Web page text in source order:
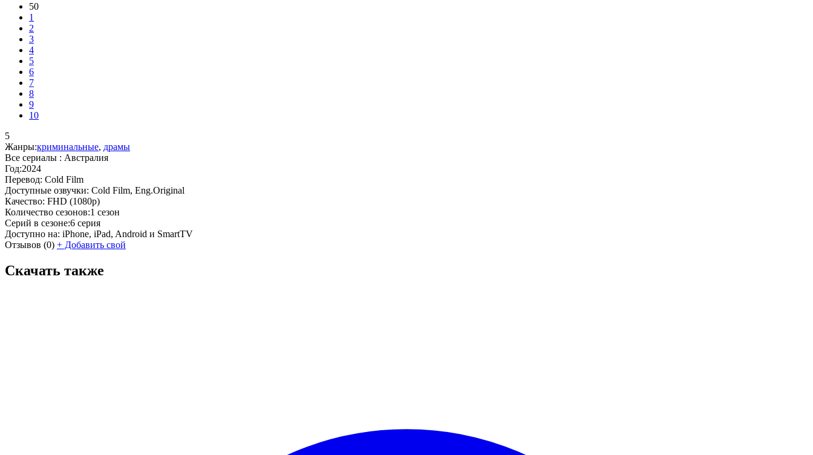
50
1
2
3
4
5
6
7
8
9
10
5
Жанры:криминальные, драмы
Все сериалы : Австралия
Год:2024
Перевод: Cold Film
Доступные озвучки: Cold Film, Eng.Original
Качество: FHD (1080p)
Количество сезонов:1 сезон
Серий в сезоне:6 серия
Доступно на: iPhone, iPad, Android и SmartTV
Отзывов (0) + Добавить свой
Скачать также